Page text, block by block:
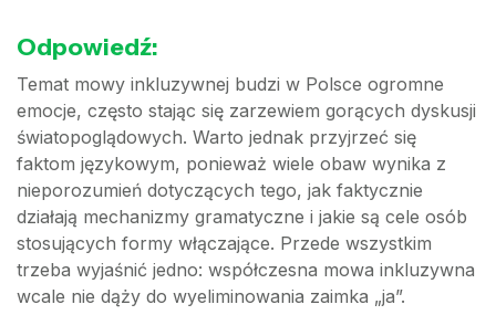
Odpowiedź:
Temat mowy inkluzywnej budzi w Polsce ogromne
emocje, często stając się zarzewiem gorących dyskusji
światopoglądowych. Warto jednak przyjrzeć się
faktom językowym, ponieważ wiele obaw wynika z
nieporozumień dotyczących tego, jak faktycznie
działają mechanizmy gramatyczne i jakie są cele osób
stosujących formy włączające. Przede wszystkim
trzeba wyjaśnić jedno: współczesna mowa inkluzywna
wcale nie dąży do wyeliminowania zaimka „ja”.